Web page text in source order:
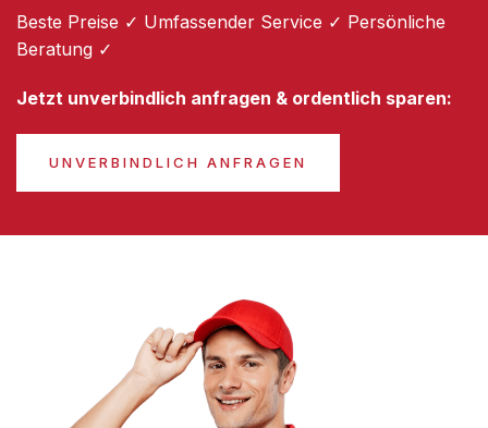
Beste Preise ✓ Umfassender Service ✓ Persönliche
Beratung ✓
Jetzt unverbindlich anfragen & ordentlich sparen:
UNVERBINDLICH ANFRAGEN